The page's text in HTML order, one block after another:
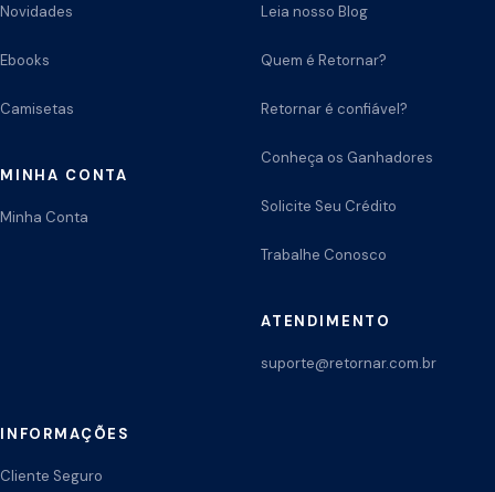
Novidades
Ebooks
Camisetas
MINHA CONTA
Minha Conta
Leia nosso Blog
Quem é Retornar?
Retornar é confiável?
Conheça os Ganhadores
Solicite Seu Crédito
Trabalhe Conosco
ATENDIMENTO
suporte@retornar.com.br
INFORMAÇÕES
Cliente Seguro